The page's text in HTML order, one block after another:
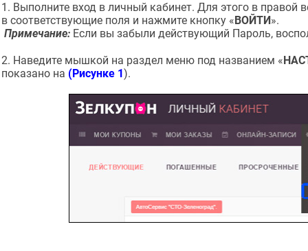
1. Выполните вход в личный кабинет. Для этого в правой
в соответствующие поля и нажмите кнопку «ВОЙТИ».
Примечание: Если вы забыли действующий Пароль,
2. Наведите мышкой на раздел меню под названием «
показано на (Рисунке 1).